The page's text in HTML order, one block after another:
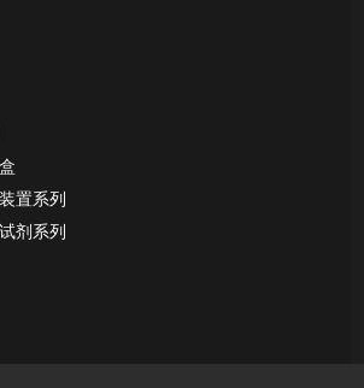
置系列
剂系列